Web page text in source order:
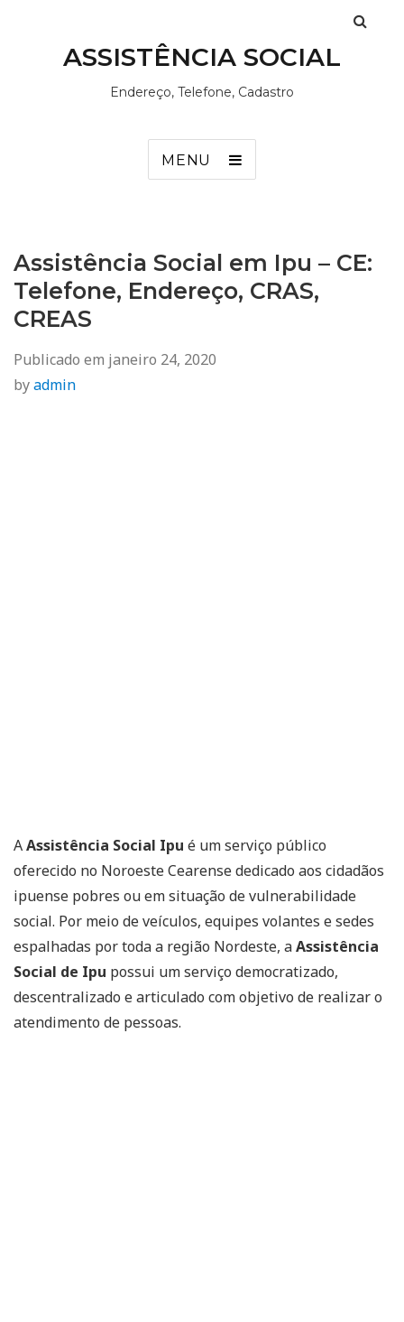
ASSISTÊNCIA SOCIAL
Endereço, Telefone, Cadastro
MENU
Assistência Social em Ipu – CE:
Telefone, Endereço, CRAS,
CREAS
Publicado em janeiro 24, 2020
byadmin
AAssistência Social Ipu é um serviço público
oferecido no Noroeste Cearense dedicado aos cidadãos
ipuense pobres ou em situação de vulnerabilidade
social. Por meio de veículos, equipes volantes e sedes
espalhadas por toda a região Nordeste, aAssistência
Social de Ipu possui um serviço democratizado,
descentralizado e articulado com objetivo de realizar o
atendimento de pessoas.